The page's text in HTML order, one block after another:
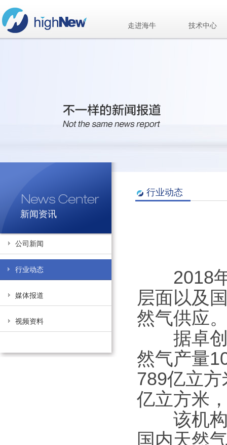
走进海牛 技术中心
新闻资讯
公司新闻
行业动态
媒体报道
视频资料
行业动态
2018年
层面以及
然气供应
据卓创
然气产量
789亿立
亿立方米
该机构
国内天然